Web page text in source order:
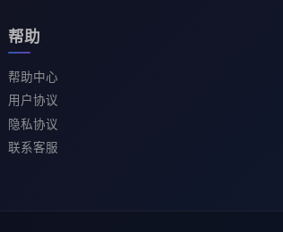
帮助
帮助中心
用户协议
隐私协议
联系客服